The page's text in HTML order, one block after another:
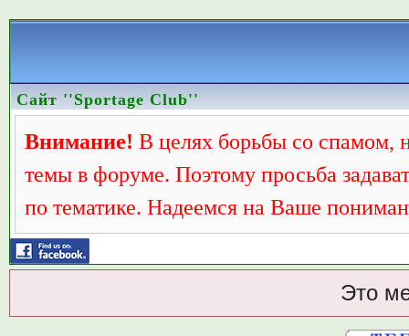
Сайт ''Sportage Club''
Внимание! В целях борьбы со спамом,
темы в форуме. Поэтому просьба
по тематике. Надеемся на Ваше
Это